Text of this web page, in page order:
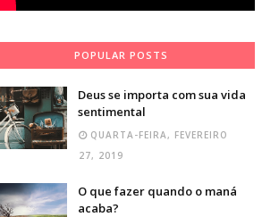
POPULAR POSTS
Deus se importa com sua vida
sentimental
QUARTA-FEIRA, FEVEREIRO
27, 2019
O que fazer quando o maná
acaba?